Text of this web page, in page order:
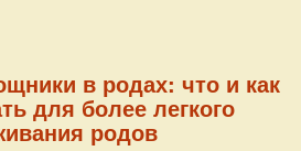
в родах: что и как
для более легкого
родов